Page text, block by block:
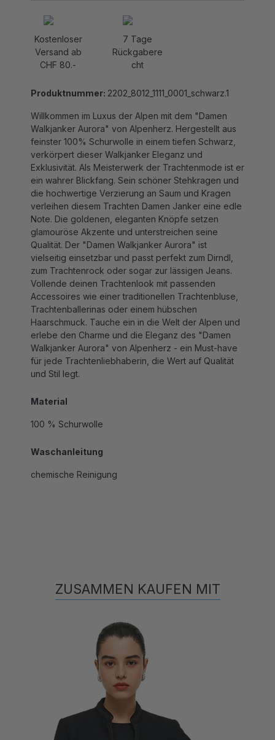
Kostenloser
Versand ab
CHF 80.-
7 Tage
Rückgabere
cht
Walkjanker Aurora" von Alpenherz. Hergestellt aus
feinster 100% Schurwolle in einem tiefen Schwarz,
verkörpert dieser Walkjanker Eleganz und
Exklusivität. Als Meisterwerk der Trachtenmode ist er
ein wahrer Blickfang. Sein schöner Stehkragen und
die hochwertige Verzierung an Saum und Kragen
verleihen diesem Trachten Damen Janker eine edle
Note. Die goldenen, eleganten Knöpfe setzen
glamouröse Akzente und unterstreichen seine
Qualität. Der "Damen Walkjanker Aurora" ist
vielseitig einsetzbar und passt perfekt zum Dirndl,
zum Trachtenrock oder sogar zur lässigen Jeans.
Vollende deinen Trachtenlook mit passenden
Accessoires wie einer traditionellen Trachtenbluse,
Trachtenballerinas oder einem hübschen
Haarschmuck. Tauche ein in die Welt der Alpen und
erlebe den Charme und die Eleganz des "Damen
Walkjanker Aurora" von Alpenherz - ein Must-have
für jede Trachtenliebhaberin, die Wert auf Qualität
und Stil legt.